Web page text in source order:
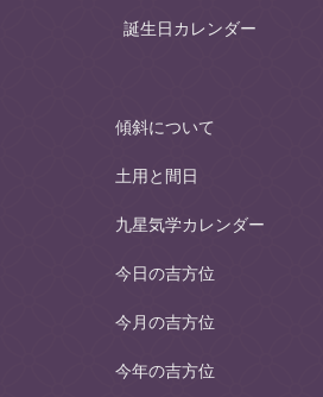
誕生日カレンダー
傾斜について
土用と間日
九星気学カレンダー
今日の吉方位
今月の吉方位
今年の吉方位